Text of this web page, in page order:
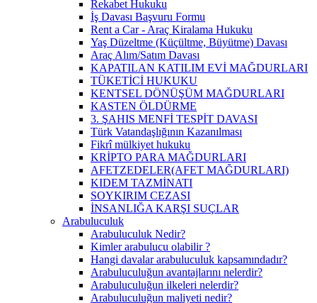
Rekabet Hukuku
İş Davası Başvuru Formu
Rent a Car - Araç Kiralama Hukuku
Yaş Düzeltme (Küçültme, Büyütme) Davası
Araç Alım/Satım Davası
KAPATILAN KATILIM EVİ MAĞDURLARI
TÜKETİCİ HUKUKU
KENTSEL DÖNÜŞÜM MAĞDURLARI
KASTEN ÖLDÜRME
3. ŞAHIS MENFİ TESPİT DAVASI
Türk Vatandaşlığının Kazanılması
Fikrî mülkiyet hukuku
KRİPTO PARA MAĞDURLARI
AFETZEDELER(AFET MAĞDURLARI)
KIDEM TAZMİNATI
SOYKIRIM CEZASI
İNSANLIĞA KARŞI SUÇLAR
Arabuluculuk
Arabuluculuk Nedir?
Kimler arabulucu olabilir ?
Hangi davalar arabuluculuk kapsamındadır?
Arabuluculuğun avantajlarını nelerdir?
Arabuluculuğun ilkeleri nelerdir?
Arabuluculuğun maliyeti nedir?